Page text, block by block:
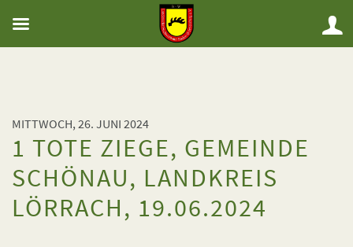
MITTWOCH, 26. JUNI 2024
1 TOTE ZIEGE, GEMEINDE
SCHÖNAU, LANDKREIS
LÖRRACH, 19.06.2024